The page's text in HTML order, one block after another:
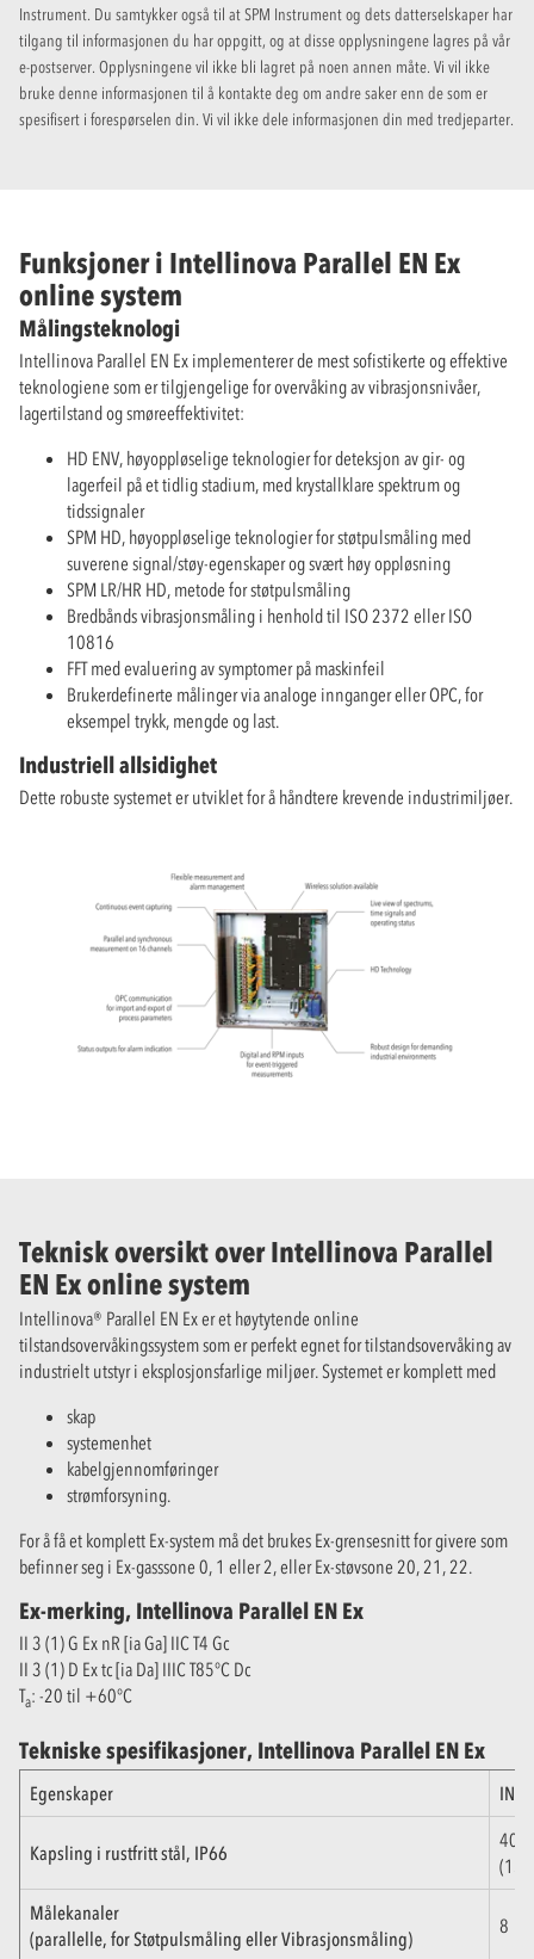
Instrument. Du samtykker også til at SPM Instrument og dets datterselskaper har
tilgang til informasjonen du har oppgitt, og at disse opplysningene lagres på vår
e-postserver. Opplysningene vil ikke bli lagret på noen annen måte. Vi vil ikke
bruke denne informasjonen til å kontakte deg om andre saker enn de som er
spesifisert i forespørselen din. Vi vil ikke dele informasjonen din med tredjeparter.
Funksjoner i Intellinova Parallel EN Ex
online system
Målingsteknologi
Intellinova Parallel EN Ex implementerer de mest sofistikerte og effektive
teknologiene som er tilgjengelige for overvåking av vibrasjonsnivåer,
lagertilstand og smøreeffektivitet:
HD ENV, høyoppløselige teknologier for deteksjon av gir- og
lagerfeil på et tidlig stadium, med krystallklare spektrum og
tidssignaler
SPM HD, høyoppløselige teknologier for støtpulsmåling med
suverene signal/støy-egenskaper og svært høy oppløsning
SPM LR/HR HD, metode for støtpulsmåling
Bredbånds vibrasjonsmåling i henhold til ISO 2372 eller ISO
10816
FFT med evaluering av symptomer på maskinfeil
Brukerdefinerte målinger via analoge innganger eller OPC, for
eksempel trykk, mengde og last.
Industriell allsidighet
Dette robuste systemet er utviklet for å håndtere krevende industrimiljøer.
Teknisk oversikt over Intellinova Parallel
EN Ex online system
Intellinova® Parallel EN Ex er et høytytende online
tilstandsovervåkingssystem som er perfekt egnet for tilstandsovervåking av
industrielt utstyr i eksplosjonsfarlige miljøer. Systemet er komplett med
skap
systemenhet
kabelgjennomføringer
strømforsyning.
For å få et komplett Ex-system må det brukes Ex-grensesnitt for givere som
befinner seg i Ex-gasssone 0, 1 eller 2, eller Ex-støvsone 20, 21, 22.
Ex-merking, Intellinova Parallel EN Ex
II 3 (1) G Ex nR [ia Ga] IIC T4 Gc
II 3 (1) D Ex tc [ia Da] IIIC T85°C Dc
Ta: -20 til +60°C
Tekniske spesifikasjoner, Intellinova Parallel EN Ex
Egenskaper
Kapsling i rustfritt stål, IP66
Målekanaler
(parallelle, for Støtpulsmåling eller Vibrasjonsmåling)
8